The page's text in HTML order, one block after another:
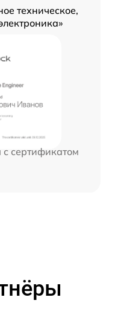
техническое,
сертификатом